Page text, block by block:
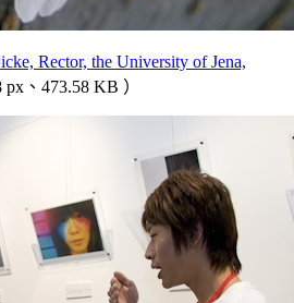
Rector, the University of Jena,
px、473.58 KB ）